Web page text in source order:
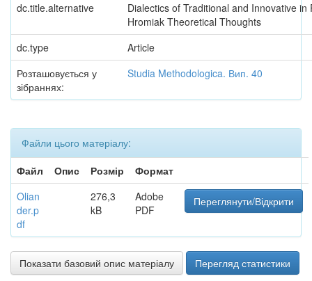
dc.title.alternative
Dialectics of Traditional and Innovative in
Hromiak Theoretical Thoughts
dc.type
Article
Розташовується у
зібраннях:
Studia Methodologica. Вип. 40
Файли цього матеріалу:
Файл
Опис Розмір
Формат
Olian
der.p
df
276,3
kB
Adobe
PDF
Переглянути/Відкрити
Показати базовий опис матеріалу Перегляд статистики